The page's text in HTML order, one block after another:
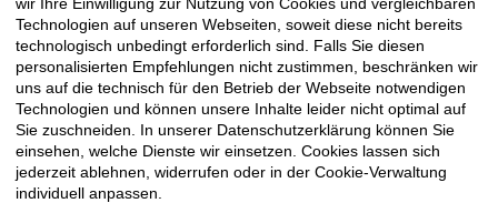
hohes Raumgewicht, beständig gegen
Verrottung, Wärme, Wasser und viele
Chemikalien
Ausführung Oberfläche
Inhalt 400 ml
Technologien auf unseren Webseiten, soweit diese nicht bereits
technologisch unbedingt erforderlich sind. Falls Sie diesen
personalisierten Empfehlungen nicht zustimmen, beschränken wir
uns auf die technisch für den Betrieb der Webseite notwendigen
Technologien und können unsere Inhalte leider nicht optimal auf
Sie zuschneiden. In unserer Datenschutzerklärung können Sie
einsehen, welche Dienste wir einsetzen. Cookies lassen sich
jederzeit ablehnen, widerrufen oder in der Cookie-Verwaltung
individuell anpassen.